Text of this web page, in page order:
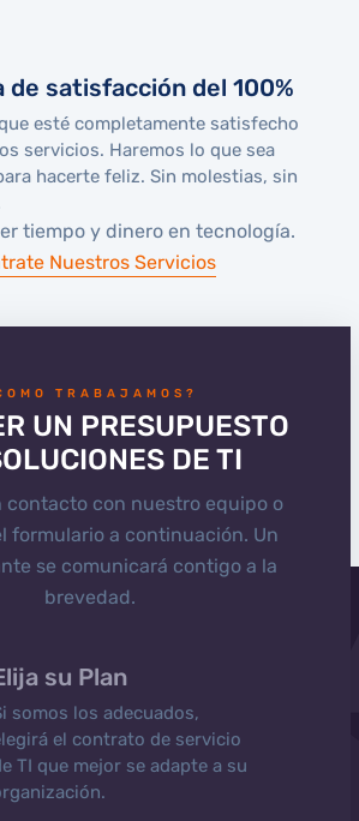
de satisfacción del 100%
esté completamente satisfecho
servicios. Haremos lo que sea
hacerte feliz. Sin molestias, sin
tiempo y dinero en tecnología.
Nuestros Servicios
TRABAJAMOS?
UN PRESUPUESTO
DE TI
contacto con nuestro equipo o
formulario a continuación. Un
se comunicará contigo a la
brevedad.
su Plan
somos los adecuados,
el contrato de servicio
TI que mejor se adapte a su